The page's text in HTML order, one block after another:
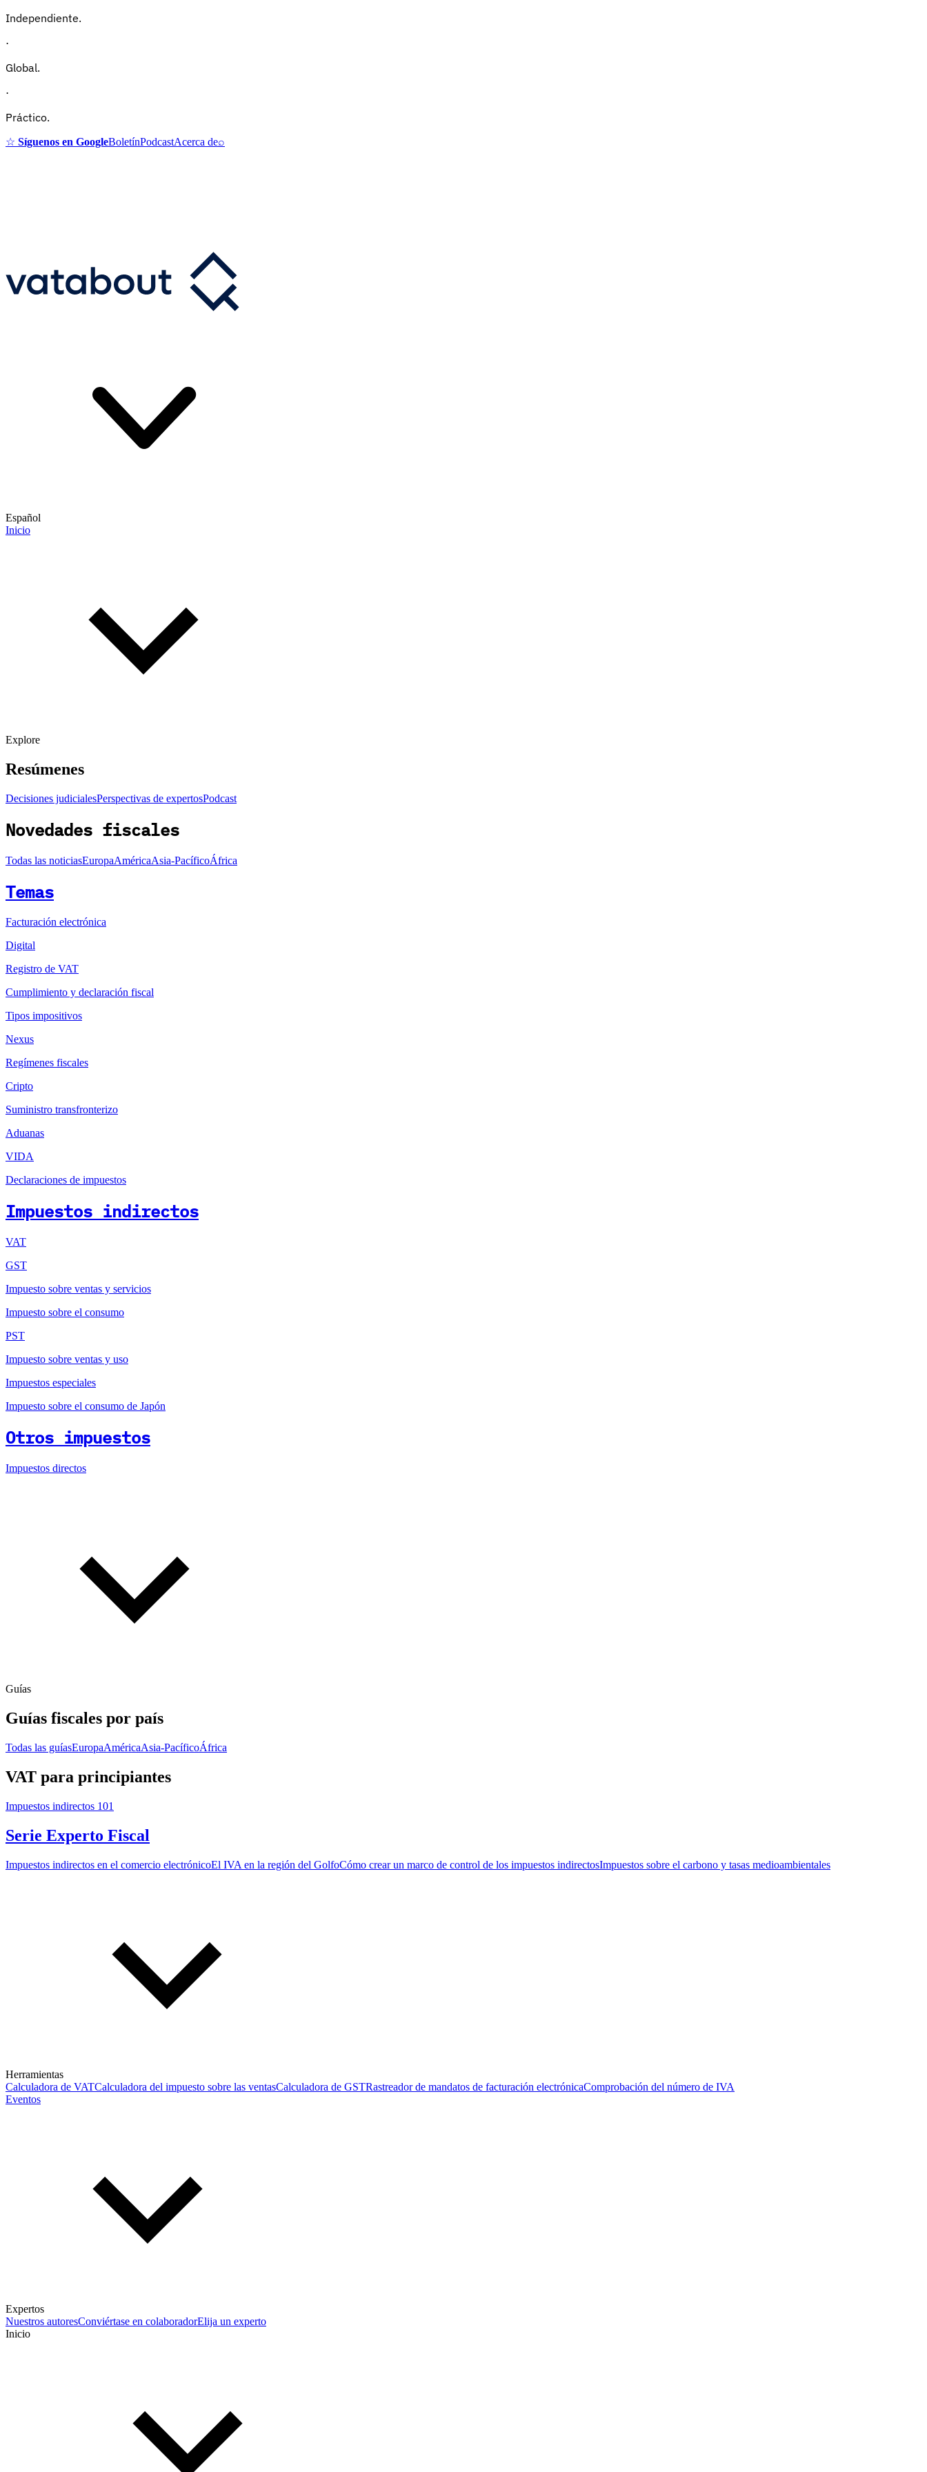
Independiente.
·
Global.
·
Práctico.
☆ Síguenos en GoogleBoletínPodcastAcerca de⌕
Español
Inicio
Explore
Resúmenes
Decisiones judicialesPerspectivas de expertosPodcast
Novedades fiscales
Todas las noticiasEuropaAméricaAsia-PacíficoÁfrica
Temas
Facturación electrónica
Digital
Registro de VAT
Cumplimiento y declaración fiscal
Tipos impositivos
Nexus
Regímenes fiscales
Cripto
Suministro transfronterizo
Aduanas
VIDA
Declaraciones de impuestos
Impuestos indirectos
VAT
GST
Impuesto sobre ventas y servicios
Impuesto sobre el consumo
PST
Impuesto sobre ventas y uso
Impuestos especiales
Impuesto sobre el consumo de Japón
Otros impuestos
Impuestos directos
Guías
Guías fiscales por país
Todas las guíasEuropaAméricaAsia-PacíficoÁfrica
VAT para principiantes
Impuestos indirectos 101
Serie Experto Fiscal
Impuestos indirectos en el comercio electrónicoEl IVA en la región del GolfoCómo crear un marco de control de los impuestos indirectosImpuestos sobre el carbono y tasas medioambientales
Herramientas
Calculadora de VATCalculadora del impuesto sobre las ventasCalculadora de GSTRastreador de mandatos de facturación electrónicaComprobación del número de IVA
Eventos
Expertos
Nuestros autoresConviértase en colaboradorElija un experto
Inicio